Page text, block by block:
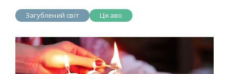
Загублений світ Цікаво